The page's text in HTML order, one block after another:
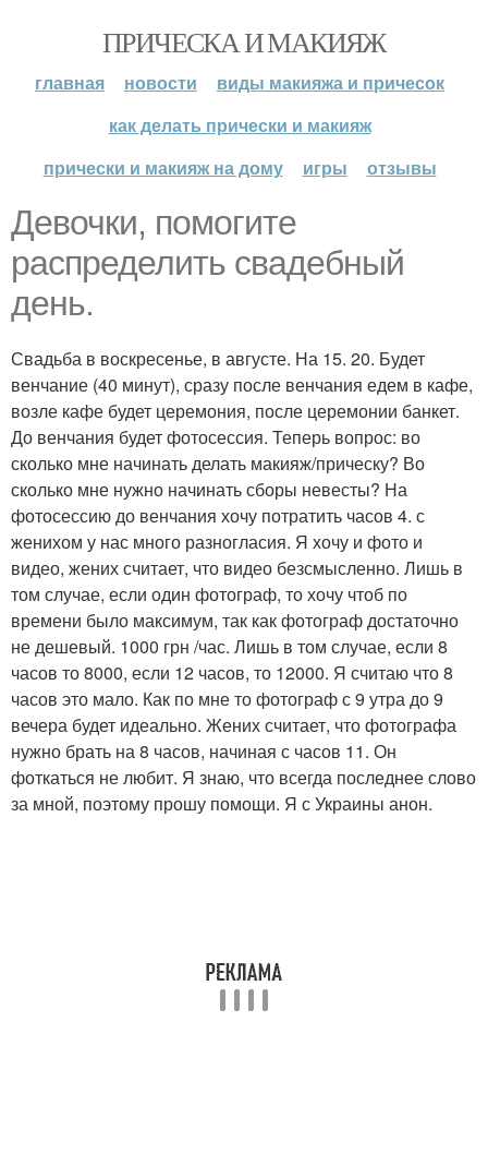
ПРИЧЕСКА И МАКИЯЖ
главная новости
виды макияжа и причесок
как делать прически и макияж
прически и макияж на дому
игры отзывы
Девочки, помогите
распределить свадебный
день.
Свадьба в воскресенье, в августе. На 15. 20. Будет
венчание (40 минут), сразу после венчания едем в кафе,
возле кафе будет церемония, после церемонии банкет.
До венчания будет фотосессия. Теперь вопрос: во
сколько мне начинать делать макияж/прическу? Во
сколько мне нужно начинать сборы невесты? На
фотосессию до венчания хочу потратить часов 4. с
женихом у нас много разногласия. Я хочу и фото и
видео, жених считает, что видео безсмысленно. Лишь в
том случае, если один фотограф, то хочу чтоб по
времени было максимум, так как фотограф достаточно
не дешевый. 1000 грн /час. Лишь в том случае, если 8
часов то 8000, если 12 часов, то 12000. Я считаю что 8
часов это мало. Как по мне то фотограф с 9 утра до 9
вечера будет идеально. Жених считает, что фотографа
нужно брать на 8 часов, начиная с часов 11. Он
фоткаться не любит. Я знаю, что всегда последнее слово
за мной, поэтому прошу помощи. Я с Украины анон.